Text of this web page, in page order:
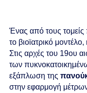
Ένας από τους
το βιοϊατρικό
Στις αρχές του 19ου
των
εξάπλωση της
στην εφαρμογή